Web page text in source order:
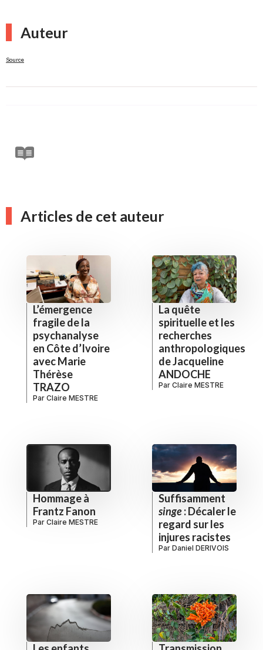
Auteur
Source
Articles de cet auteur
L’émergence
fragile de la
psychanalyse
en Côte d’Ivoire
avec Marie
Thérèse
TRAZO
Par Claire MESTRE
La quête
spirituelle et les
recherches
anthropologiques
de Jacqueline
ANDOCHE
Par Claire MESTRE
Hommage à
Frantz Fanon
Par Claire MESTRE
Suffisamment
singe: Décaler le
regard sur les
injures racistes
Par Daniel DERIVOIS